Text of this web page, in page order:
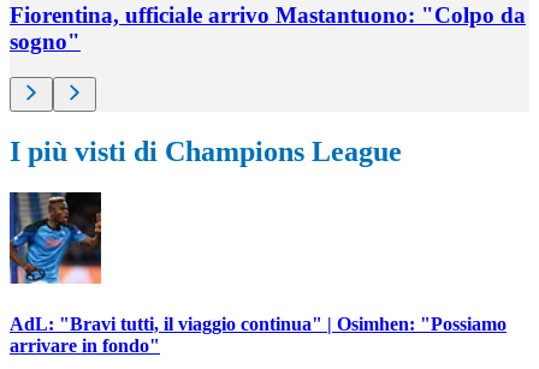
Fiorentina, ufficiale arrivo Mastantuono: "Colpo da
sogno"
I più visti di Champions League
AdL: "Bravi tutti, il viaggio continua" | Osimhen: "Possiamo
arrivare in fondo"